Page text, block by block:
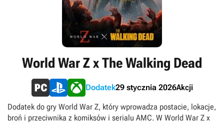
World War Z x The Walking Dead
Dodatek29 stycznia 2026Akcji
Dodatek do gry World War Z, który wprowadza postacie, lokacje,
broń i przeciwnika z komiksów i serialu AMC. W World War Z x